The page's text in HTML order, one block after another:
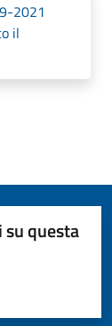
2021
il
questa